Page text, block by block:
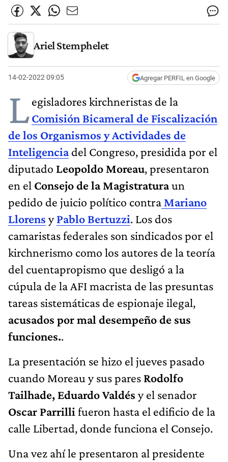
Ariel Stemphelet
14-02-2022 09:05 Agregar PERFIL en Google
Legisladores kirchneristas de la
Comisión Bicameral de Fiscalización
de los Organismos y Actividades de
Inteligenciadel Congreso, presidida por el
diputado Leopoldo Moreau, presentaron
en el Consejo de la Magistraturaun
pedido de juicio político contra Mariano
Llorens y Pablo Bertuzzi. Los dos
camaristas federales son sindicados por el
kirchnerismo como los autores de la teoría
del cuentapropismo que desligó a la
cúpula de la AFI macrista de las presuntas
tareas sistemáticas de espionaje ilegal,
acusados por mal desempeño de sus
funciones..
La presentación se hizo el jueves pasado
cuando Moreau y sus pares Rodolfo
Tailhade, Eduardo Valdés y el senador
Oscar Parrilli fueron hasta el edificio de la
calle Libertad, donde funciona el Consejo.
Una vez ahí le presentaron al presidente